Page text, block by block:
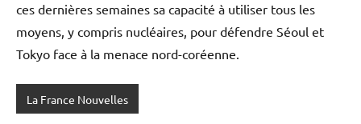
ces dernières semaines sa capacité à utiliser tous les
moyens, y compris nucléaires, pour défendre Séoul et
Tokyo face à la menace nord-coréenne.
La France Nouvelles